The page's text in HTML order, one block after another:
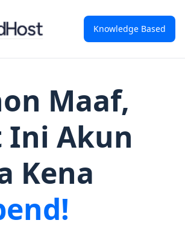
Knowledge Based
Maaf,
Ini Akun
Kena